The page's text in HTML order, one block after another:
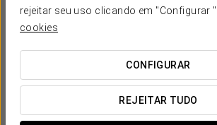
rejeitar seu uso clicando em "Configurar ".
cookies
CONFIGURAR
REJEITAR TUDO
QUANDO QUER IR?